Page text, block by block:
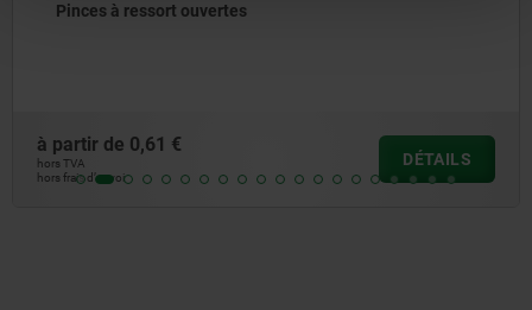
ressort ouvertes
0,61 € à
hors TVA
hors frais